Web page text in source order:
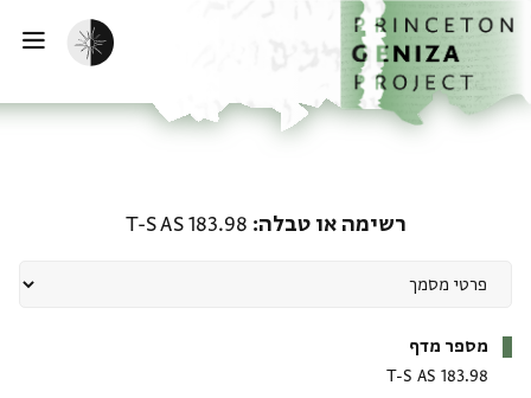
לתוכןהבית
הפעלת מצב כהה
רשימה או טבלה T-S AS 183.98
מספר מדף
T-S AS 183.98